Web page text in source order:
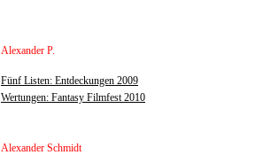
Alexander P.
Fünf Listen: Entdeckungen 2009
Wertungen: Fantasy Filmfest 2010
Alexander Schmidt